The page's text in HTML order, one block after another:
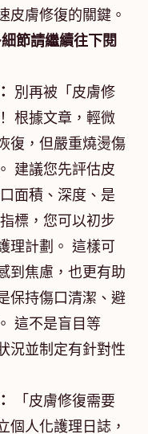
皮膚修復的關鍵。
節請繼續往下閱
別再被「皮膚修
根據文章，輕微
復，但嚴重燒燙傷
建議您先評估皮
面積、深度、是
標，您可以初步
理計劃。 這樣可
到焦慮，也更有助
保持傷口清潔、避
這不是盲目等
況並制定有針對性
「皮膚修復需要
個人化護理日誌，